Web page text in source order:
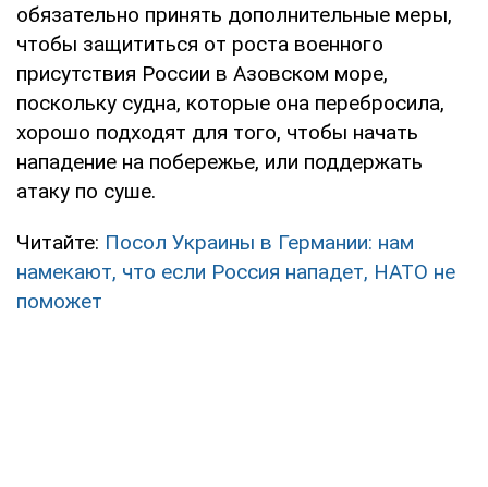
обязательно принять дополнительные меры,
чтобы защититься от роста военного
присутствия России в Азовском море,
поскольку судна, которые она перебросила,
хорошо подходят для того, чтобы начать
нападение на побережье, или поддержать
атаку по суше.
Читайте: Посол Украины в Германии: нам
намекают, что если Россия нападет, НАТО не
поможет